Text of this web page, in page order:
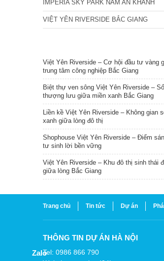
IMPERIA SKY PARK NAM AN KHÁNH
VIỆT YÊN RIVERSIDE BẮC GIANG
Việt Yên Riverside – Cơ hội đầu tư vàng
trung tâm công nghiệp Bắc Giang
Biệt thự ven sông Việt Yên Riverside –
thượng lưu giữa miền xanh Bắc Giang
Liền kề Việt Yên Riverside – Không gian
xanh giữa lòng đô thị
Shophouse Việt Yên Riverside – Điểm
tư sinh lời bền vững
Việt Yên Riverside – Khu đô thị sinh thái
giữa lòng Bắc Giang
Trang chủ Tin tức Dự án
THÔNG TIN DỰ ÁN HÀ NỘI
Tel: 0986 866 790
Zalo